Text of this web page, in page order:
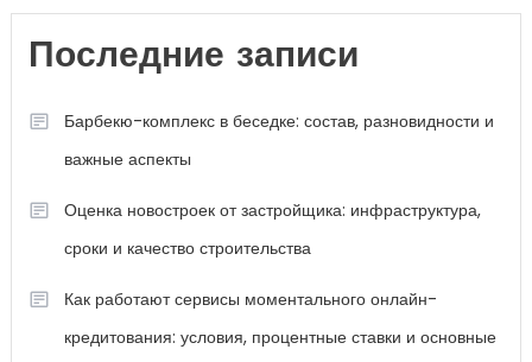
Последние записи
Барбекю-комплекс в беседке: состав, разновидности и
важные аспекты
Оценка новостроек от застройщика: инфраструктура,
сроки и качество строительства
Как работают сервисы моментального онлайн-
кредитования: условия, процентные ставки и основные